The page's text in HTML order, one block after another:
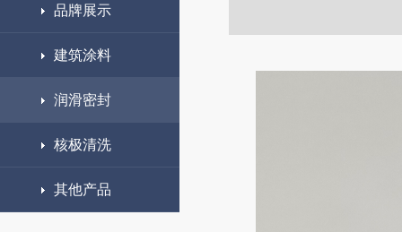
品牌展示
建筑涂料
润滑密封
核极清洗
其他产品